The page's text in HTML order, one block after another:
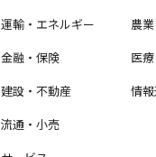
運輸・エネルギー
金融・保険
建設・不動産
流通・小売
農
医
情